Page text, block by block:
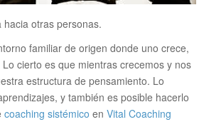
otras personas.
familiar de origen donde uno crece,
cierto es que mientras crecemos y nos
estructura de pensamiento. Lo
y también es posible hacerlo
coaching sistémico en Vital Coaching